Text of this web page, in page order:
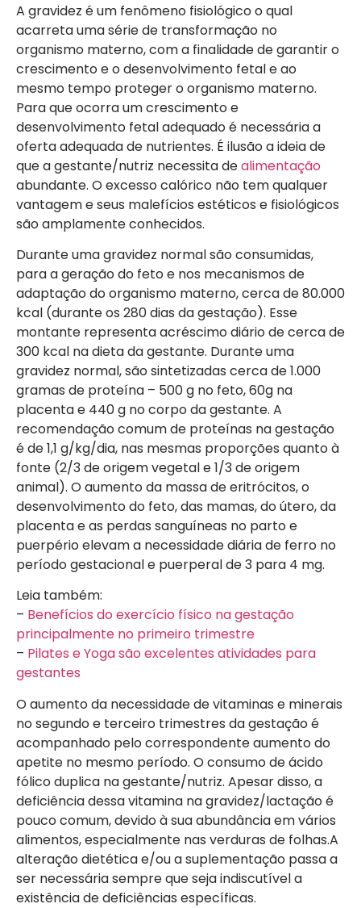
A gravidez é um fenômeno fisiológico o qual
acarreta uma série de transformação no
organismo materno, com a finalidade de garantir o
crescimento e o desenvolvimento fetal e ao
mesmo tempo proteger o organismo materno.
Para que ocorra um crescimento e
desenvolvimento fetal adequado é necessária a
oferta adequada de nutrientes. É ilusão a ideia de
que a gestante/nutriz necessita dealimentação
abundante. O excesso calórico não tem qualquer
vantagem e seus malefícios estéticos e fisiológicos
são amplamente conhecidos.
Durante uma gravidez normal são consumidas,
para a geração do feto e nos mecanismos de
adaptação do organismo materno, cerca de 80.000
kcal (durante os 280 dias da gestação). Esse
montante representa acréscimo diário de cerca de
300 kcal na dieta da gestante. Durante uma
gravidez normal, são sintetizadas cerca de 1.000
gramas de proteína – 500 g no feto, 60g na
placenta e 440 g no corpo da gestante. A
recomendação comum de proteínas na gestação
é de 1,1 g/kg/dia, nas mesmas proporções quanto à
fonte (2/3 de origem vegetal e 1/3 de origem
animal). O aumento da massa de eritrócitos, o
desenvolvimento do feto, das mamas, do útero, da
placenta e as perdas sanguíneas no parto e
puerpério elevam a necessidade diária de ferro no
período gestacional e puerperal de 3 para 4 mg.
Leia também:
– Benefícios do exercício físico na gestação
principalmente no primeiro trimestre
– Pilates e Yoga são excelentes atividades para
gestantes
O aumento da necessidade de vitaminas e minerais
no segundo e terceiro trimestres da gestação é
acompanhado pelo correspondente aumento do
apetite no mesmo período. O consumo de ácido
fólico duplica na gestante/nutriz. Apesar disso, a
deficiência dessa vitamina na gravidez/lactação é
pouco comum, devido à sua abundância em vários
alimentos, especialmente nas verduras de folhas.A
alteração dietética e/ou a suplementação passa a
ser necessária sempre que seja indiscutível a
existência de deficiências específicas.